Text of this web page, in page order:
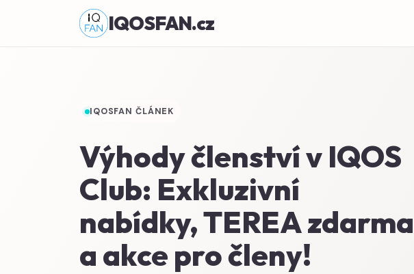
IQOSFAN.cz
IQOSFAN ČLÁNEK
Výhody členství v IQOS
Club: Exkluzivní
nabídky, TEREA zdarma
a akce pro členy!